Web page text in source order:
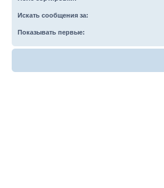
Искать сообщения за:
Показывать первые: